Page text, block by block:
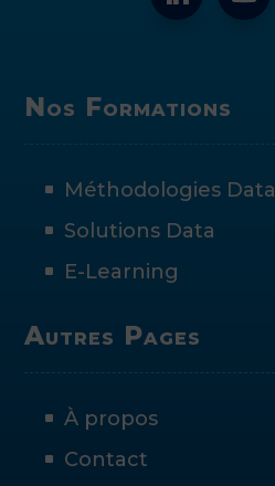
Nos Formations
Méthodologies Data
Solutions Data
E-Learning
Autres Pages
À propos
Contact